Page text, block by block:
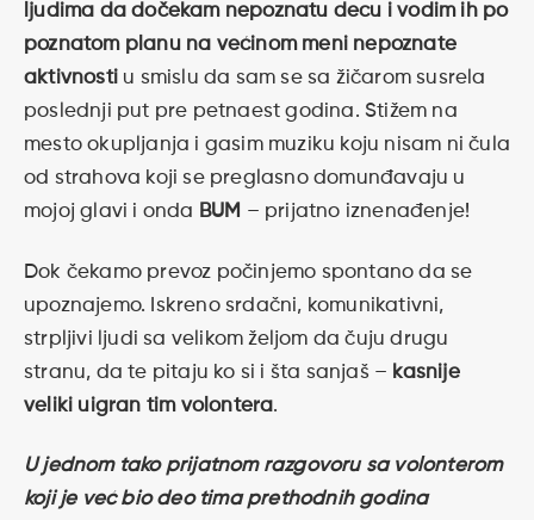
ljudima da dočekam nepoznatu decu i vodim ih po
poznatom planu na većinom meni nepoznate
aktivnosti u smislu da sam se sa žičarom susrela
poslednji put pre petnaest godina. Stižem na
mesto okupljanja i gasim muziku koju nisam ni čula
od strahova koji se preglasno domunđavaju u
mojoj glavi i onda BUM – prijatno iznenađenje!
Dok čekamo prevoz počinjemo spontano da se
upoznajemo. Iskreno srdačni, komunikativni,
strpljivi ljudi sa velikom željom da čuju drugu
stranu, da te pitaju ko si i šta sanjaš – kasnije
veliki uigran tim volontera.
U jednom tako prijatnom razgovoru sa volonterom
koji je već bio deo tima prethodnih godina